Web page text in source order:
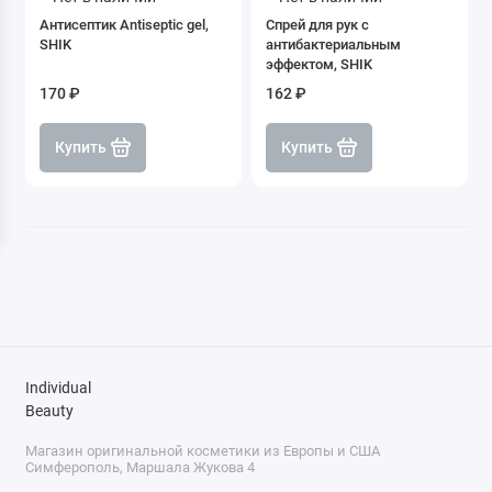
Очищающие салфетки для кистей
Точилки
Очищение
Антисептик Antiseptic gel,
SHIK
170 ₽
Купить
Спрей для рук с
антибактериальным
эффектом, SHIK
162 ₽
Купить
Individual
Beauty
Магазин оригинальной косметики из Европы и США
Симферополь, Маршала Жукова 4